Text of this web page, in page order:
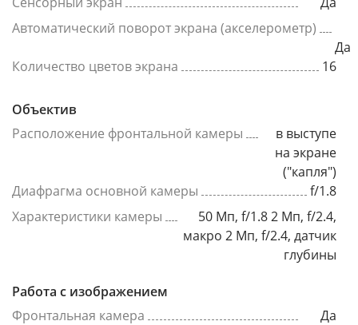
Автоматический поворот экрана (акселерометр)
Да
Количество цветов экрана
16
Объектив
Расположение фронтальной камеры
в выступе
на экране
("капля")
Диафрагма основной камеры
f/1.8
Характеристики камеры
50 Мп, f/1.8 2 Мп, f/2.4,
макро 2 Мп, f/2.4, датчик
глубины
Работа с изображением
Фронтальная камера
Да